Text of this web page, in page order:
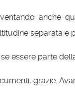
anche
separata e
essere parte
grazie.